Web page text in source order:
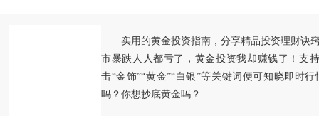
实用的黄金投资指南，分享精品投资理财诀
市暴跌人人都亏了，黄金投资我却赚钱了！支
击“金饰”“黄金”“白银”等关键词便可知晓即时
吗？你想抄底黄金吗？